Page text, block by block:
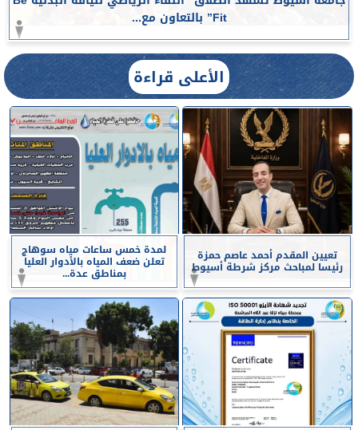
Fit” بالتعاون مع...
الأعلى قراءة
تعيين المقدم أحمد عاصم حمزة
رئيسا لمباحث مركز شرطة أسيوط
لمدة خمس ساعات مياه سوهاج
تعلن ضعف المياه بالأدوار العليا
بمناطق عدة...